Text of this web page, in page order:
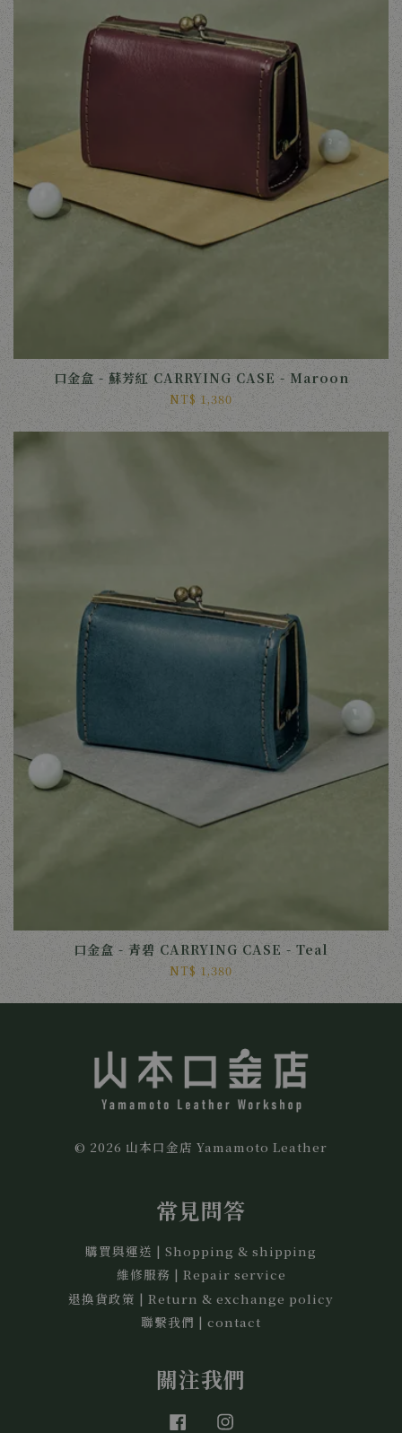
口金盒 - 蘇芳紅 CARRYING CASE - Maroon
NT$ 1,380
口金盒 - 青碧 CARRYING CASE - Teal
NT$ 1,380
© 2026 山本口金店 Yamamoto Leather
常見問答
購買與運送 | Shopping & shipping
維修服務 | Repair service
退換貨政策 | Return & exchange policy
聯繫我們 | contact
關注我們
Facebook